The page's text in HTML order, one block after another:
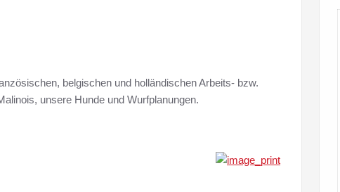
belgischen und holländischen Arbeits- bzw.
unsere Hunde und Wurfplanungen.